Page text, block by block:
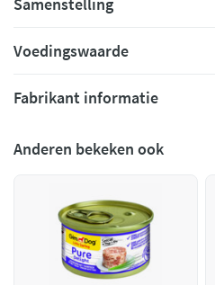
Voedingswaarde
Fabrikant informatie
Anderen bekeken ook